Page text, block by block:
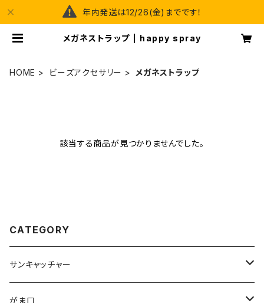
年内発送は12/26(金)までです！
メガネストラップ | happy spray
HOME ビーズアクセサリー メガネストラップ
該当する商品が見つかりませんでした。
CATEGORY
サンキャッチャー
ストラップ
がま口